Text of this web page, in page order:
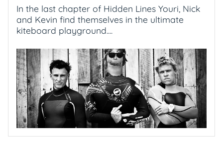
In the last chapter of Hidden Lines Youri, Nick
and Kevin find themselves in the ultimate
kiteboard playground....